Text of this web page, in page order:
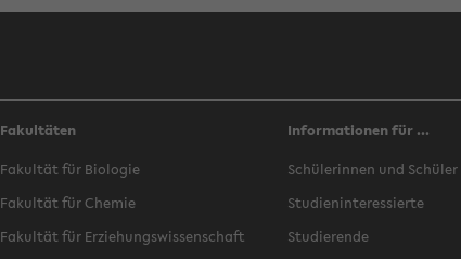
Fakultäten
Fakultät für Biologie
Fakultät für Chemie
Fakultät für Erziehungswissenschaft
Informationen für ...
Schülerinnen und Schüler
Studieninteressierte
Studierende